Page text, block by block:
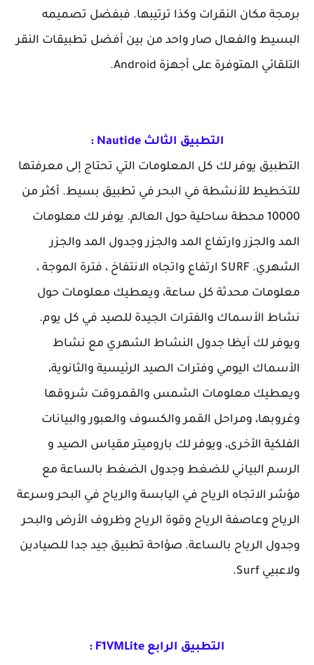
برمجة مكان النقرات وكذا ترتيبها. فبفضل تصميمه
البسيط والفعال صار واحد من بين أفضل تطبيقات النقر
التلقائي المتوفرة على أجهزة Android.
التطبيق الثالث Nautide :
التطبيق يوفر لك كل المعلومات التي تحتاج إلى معرفتها
للتخطيط للأنشطة في البحر في تطبيق بسيط. أكثر من
10000 محطة ساحلية حول العالم. يوفر لك معلومات
المد والجزر وارتفاع المد والجزر وجدول المد والجزر
الشهري. SURF ارتفاع واتجاه الانتفاخ ، فترة الموجة ،
معلومات محدثة كل ساعة، ويعطيك معلومات حول
نشاط الأسماك والفترات الجيدة للصيد في كل يوم.
ويوفر لك أيظا جدول النشاط الشهري مع نشاط
الأسماك اليومي وفترات الصيد الرئيسية والثانوية،
ويعطيك معلومات الشمس والقمروقت شروقها
وغروبها، ومراحل القمر والكسوف والعبور والبيانات
الفلكية الأخرى، ويوفر لك باروميتر مقياس الصيد و
الرسم البياني للضغط وجدول الضغط بالساعة مع
مؤشر الاتجاه الرياح في اليابسة والرياح في البحر وسرعة
الرياح وعاصفة الرياح وقوة الرياح وظروف الأرض والبحر
وجدول الرياح بالساعة. صؤاحة تطبيق جيد جدا للصيادين
ولاعبيي Surf.
التطبيق الرابع F1VMLite :